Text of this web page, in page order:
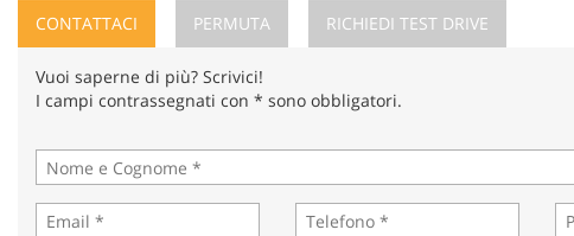
CONTATTACI PERMUTA RICHIEDI TEST DRIVE
Vuoi saperne di più? Scrivici!
I campi contrassegnati con * sono obbligatori.